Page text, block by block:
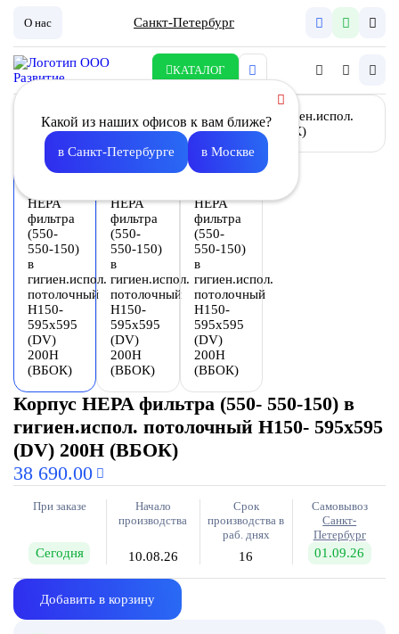
О нас Санкт-Петербург
КАТАЛОГ
Какой из наших офисов к вам ближе?
в Санкт-Петербурге в Москве
Корпус HEPA фильтра (550- 550-150) в
гигиен.испол. потолочный H150- 595х595
(DV) 200Н (ВБОК)
38 690.00
При заказе
Сегодня
Начало
производства
10.08.26
Срок
производства в
раб. днях
16
Самовывоз
Санкт-
Петербург
01.09.26
Добавить в корзину